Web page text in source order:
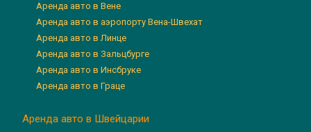
Аренда авто в Вене
Аренда авто в аэропорту Вена-Швехат
Аренда авто в Линце
Аренда авто в Зальцбурге
Аренда авто в Инсбруке
Аренда авто в Граце
Аренда авто в Швейцарии